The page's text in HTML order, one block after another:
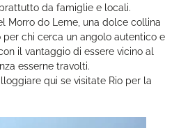
da famiglie e locali.
Morro do Leme, una dolce collina
chi cerca un angolo autentico e
il vantaggio di essere vicino al
esserne travolti.
qui se visitate Rio per la